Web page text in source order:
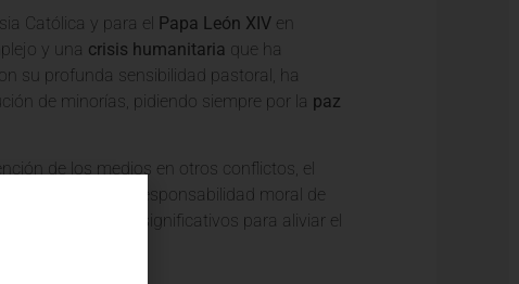
Católica y para el Papa León XIVen
y una crisis humanitaria que ha
su profunda sensibilidad pastoral, ha
de minorías, pidiendo siempre por la paz
de los medios en otros conflictos, el
tiene la responsabilidad moral de
diplomáticos significativos para aliviar el